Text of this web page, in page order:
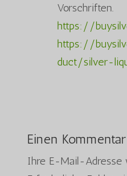
Vorschriften.
https://
https://
duct/silver-
Einen
Ihre E-Mail-Adresse